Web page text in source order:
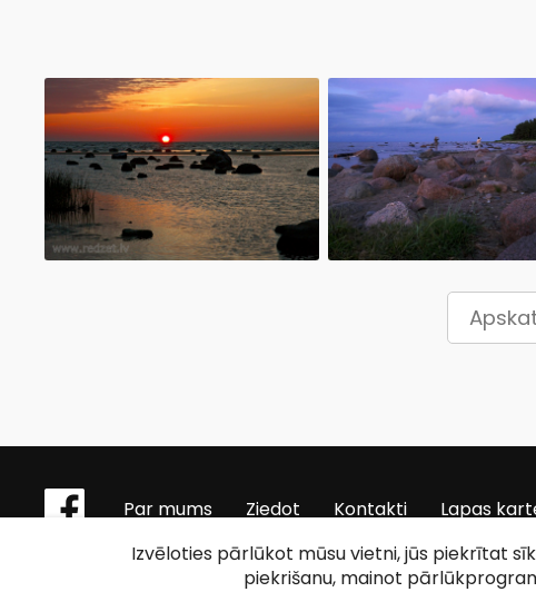
Par mums Ziedot Kontakti Lapas
Izvēloties pārlūkot mūsu vietni, jūs piekrītat
piekrišanu, mainot